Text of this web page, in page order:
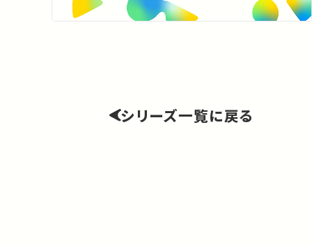
シリーズ一覧に戻る